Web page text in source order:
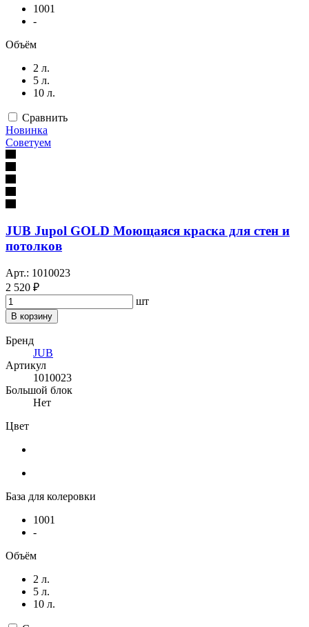
1001
-
Объём
2 л.
5 л.
10 л.
Сравнить
Новинка
Советуем
JUB Jupol GOLD Моющаяся краска для стен и
потолков
Арт.: 1010023
2 520 ₽
шт
В корзину
Бренд
JUB
Артикул
1010023
Большой блок
Нет
Цвет
База для колеровки
1001
-
Объём
2 л.
5 л.
10 л.